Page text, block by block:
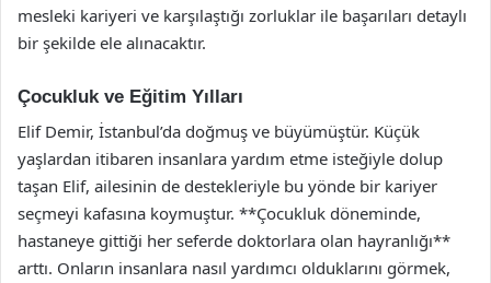
mesleki kariyeri ve karşılaştığı zorluklar ile başarıları detaylı
bir şekilde ele alınacaktır.
Çocukluk ve Eğitim Yılları
Elif Demir, İstanbul’da doğmuş ve büyümüştür. Küçük
yaşlardan itibaren insanlara yardım etme isteğiyle dolup
taşan Elif, ailesinin de destekleriyle bu yönde bir kariyer
seçmeyi kafasına koymuştur. **Çocukluk döneminde,
hastaneye gittiği her seferde doktorlara olan hayranlığı**
arttı. Onların insanlara nasıl yardımcı olduklarını görmek,